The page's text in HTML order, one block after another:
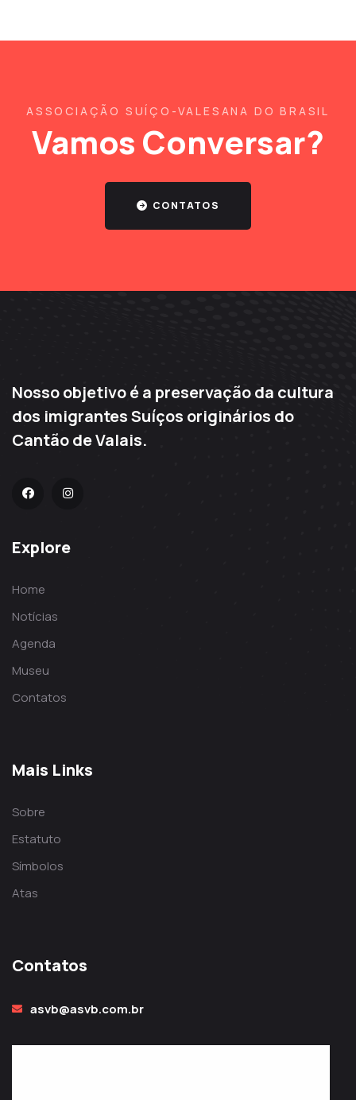
ASSOCIAÇÃO SUÍÇO-VALESANA DO BRASIL
Vamos Conversar?
CONTATOS
Nosso objetivo é a preservação da cultura
dos imigrantes Suíços originários do
Cantão de Valais.
Explore
Home
Notícias
Agenda
Museu
Contatos
Mais Links
Sobre
Estatuto
Símbolos
Atas
Contatos
asvb@asvb.com.br